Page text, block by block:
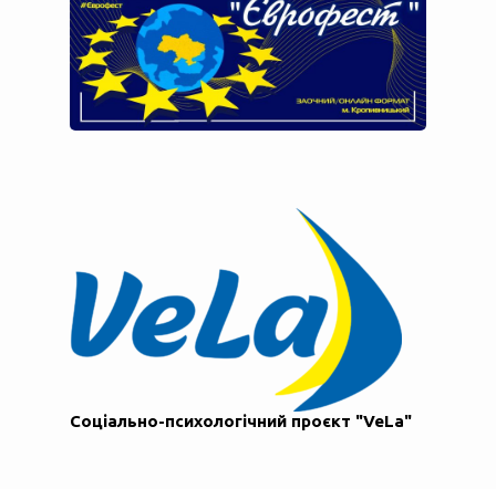
Соціально-психологічний проєкт "VeLa"